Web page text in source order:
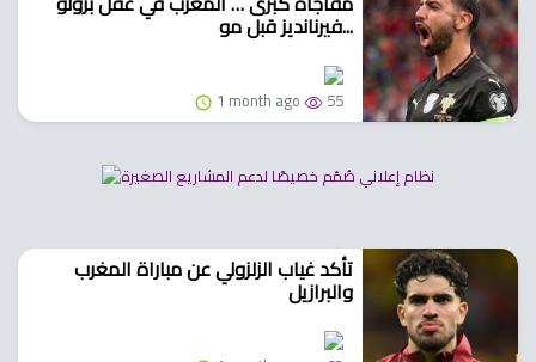
فيرنانديز قبل مو...
1 month ago 55
تأكد غياب الزلزولي عن مباراة المغرب
والبرازيل